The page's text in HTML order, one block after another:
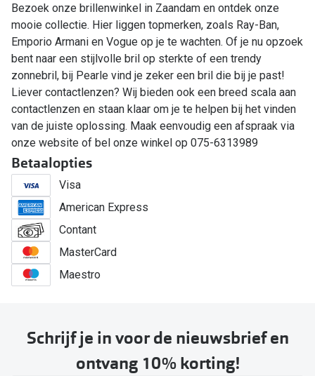
Bezoek onze brillenwinkel in Zaandam en ontdek onze
mooie collectie. Hier liggen topmerken, zoals Ray-Ban,
Emporio Armani en Vogue op je te wachten. Of je nu opzoek
bent naar een stijlvolle bril op sterkte of een trendy
zonnebril, bij Pearle vind je zeker een bril die bij je past!
Liever contactlenzen? Wij bieden ook een breed scala aan
contactlenzen en staan klaar om je te helpen bij het vinden
van de juiste oplossing. Maak eenvoudig een afspraak via
onze website of bel onze winkel op 075-6313989
Betaalopties
Visa
American Express
Contant
MasterCard
Maestro
Schrijf je in voor de nieuwsbrief en
ontvang 10% korting!